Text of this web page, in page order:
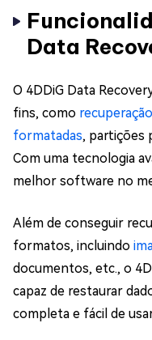
Data
O 4DDiG Data
fins, como
formatadas, partições
Com uma tecnologia
melhor software no
Além de conseguir
formatos, incluindo
documentos, etc., o
capaz de restaurar
completa e fácil de